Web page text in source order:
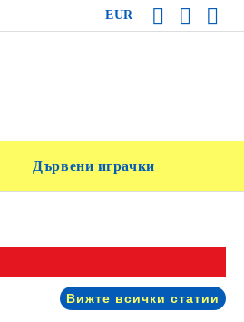
EUR
Дървени играчки
Вижте всички статии